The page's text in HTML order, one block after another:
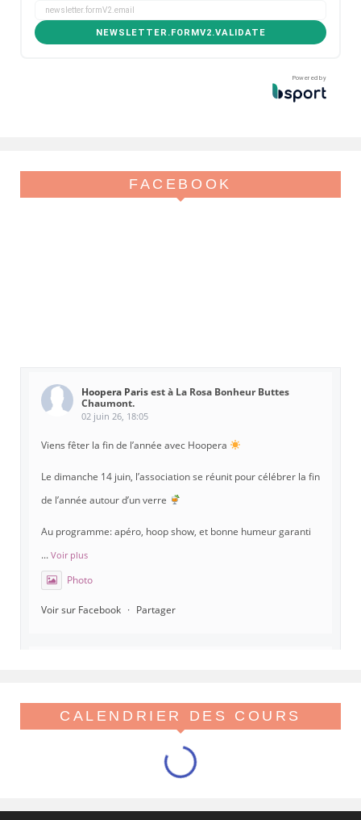
NEWSLETTER.FORMV2.VALIDATE
Powered by
FACEBOOK
Hoopera Parisest à La Rosa Bonheur Buttes
Chaumont.
02 juin 26, 18:05
Viens fêter la fin de l’année avec Hoopera
Le dimanche 14 juin, l’association se réunit pour célébrer la fin
de l’année autour d’un verre
Au programme: apéro, hoop show, et bonne humeur garanti
... Voir plus
Photo
Voir sur Facebook · Partager
Hoopera vous propose le premier stage du printemps, tout
beau tout chaud, spécial isolations !
Viens réveiller ton flow avant l'été
CALENDRIER DES COURS